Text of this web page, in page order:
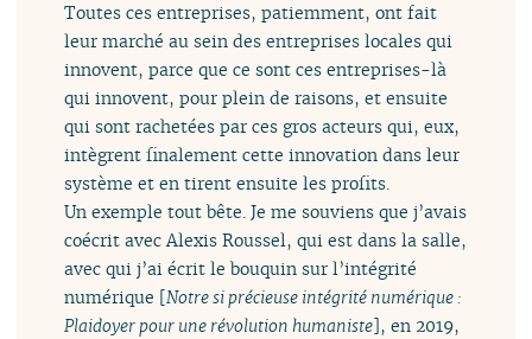
Toutes ces entreprises, patiemment, ont fait
leur marché au sein des entreprises locales qui
innovent, parce que ce sont ces entreprises-là
qui innovent, pour plein de raisons, et ensuite
qui sont rachetées par ces gros acteurs qui, eux,
intègrent finalement cette innovation dans leur
système et en tirent ensuite les profits.
Un exemple tout bête. Je me souviens que j’avais
coécrit avec Alexis Roussel, qui est dans la salle,
avec qui j’ai écrit le bouquin sur l’intégrité
numérique [Notre si précieuse intégrité numérique :
Plaidoyer pour une révolution humaniste], en 2019,